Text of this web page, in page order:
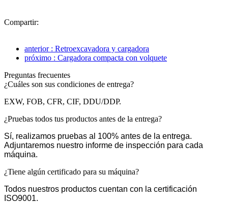
Compartir:
anterior : Retroexcavadora y cargadora
próximo : Cargadora compacta con volquete
Preguntas frecuentes
¿Cuáles son sus condiciones de entrega?
EXW, FOB, CFR, CIF, DDU/DDP.
¿Pruebas todos tus productos antes de la entrega?
Sí, realizamos pruebas al 100% antes de la entrega.
Adjuntaremos nuestro informe de inspección para cada
máquina.
¿Tiene algún certificado para su máquina?
Todos nuestros productos cuentan con la certificación
ISO9001.